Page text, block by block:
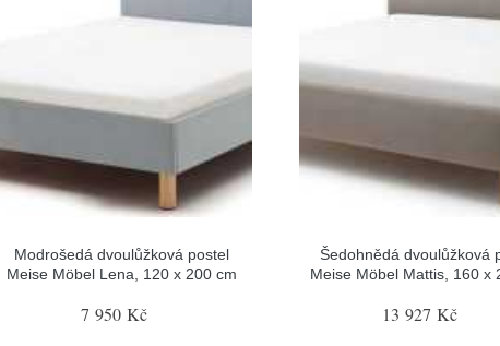
Modrošedá dvoulůžková postel
Meise Möbel Lena, 120 x 200 cm
7 950 Kč
Šedohnědá dvoulůžková
Meise Möbel Mattis, 160 x
13 927 Kč